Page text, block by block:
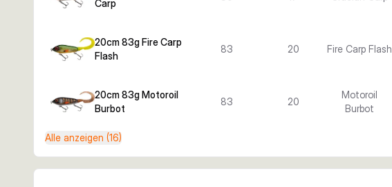
Carp
20cm 83g Fire Carp
Flash
83 20 Fire Carp Flash
20cm 83g Motoroil
Burbot
83 20
Motoroil
Burbot
Alle anzeigen (16)